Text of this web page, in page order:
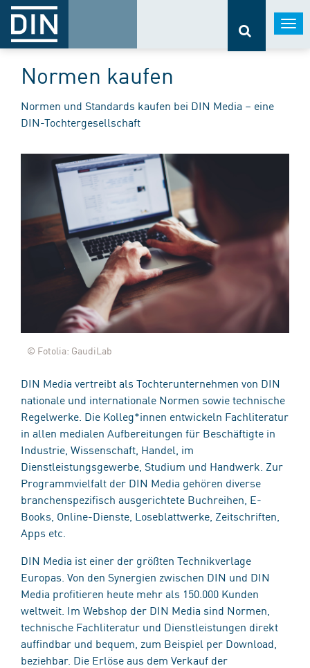
Normen kaufen
Normen und Standards kaufen bei DIN Media – eine
DIN-Tochtergesellschaft
© Fotolia: GaudiLab
DIN Media vertreibt als Tochterunternehmen von DIN
nationale und internationale Normen sowie technische
Regelwerke. Die Kolleg*innen entwickeln Fachliteratur
in allen medialen Aufbereitungen für Beschäftigte in
Industrie, Wissenschaft, Handel, im
Dienstleistungsgewerbe, Studium und Handwerk. Zur
Programmvielfalt der DIN Media gehören diverse
branchenspezifisch ausgerichtete Buchreihen, E-
Books, Online-Dienste, Loseblattwerke, Zeitschriften,
Apps etc.
DIN Media ist einer der größten Technikverlage
Europas. Von den Synergien zwischen DIN und DIN
Media profitieren heute mehr als 150.000 Kunden
weltweit. Im Webshop der DIN Media sind Normen,
technische Fachliteratur und Dienstleistungen direkt
auffindbar und bequem, zum Beispiel per Download,
beziehbar. Die Erlöse aus dem Verkauf der